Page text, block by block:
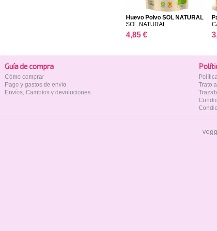
Huevo Polvo SOL NATURAL
SOL NATURAL
4,85 €
Guía de compra
Cómo comprar
Pago y gastos de envío
Envíos, Cambios y devoluciones
Trato